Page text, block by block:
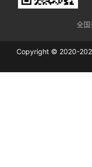
全国
Copyright © 2020-